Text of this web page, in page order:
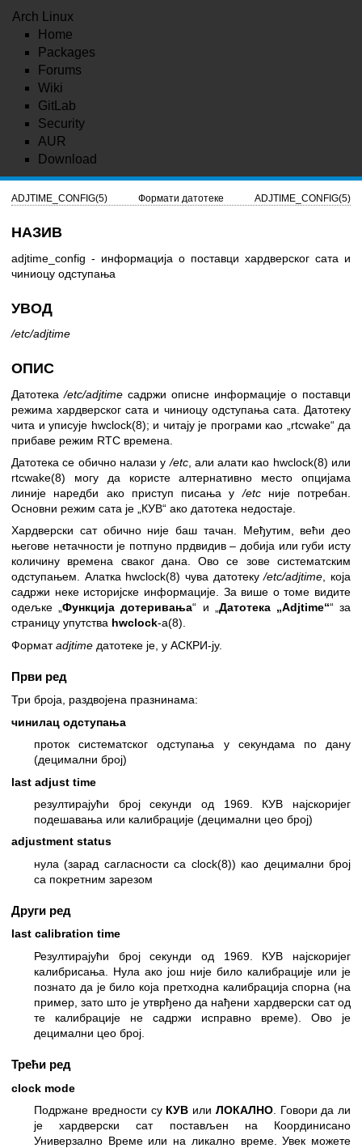
Arch Linux
Home
Packages
Forums
Wiki
GitLab
Security
AUR
Download
ADJTIME_CONFIG(5) Формати датотеке ADJTIME_CONFIG(5)
НАЗИВ
adjtime_config - информација о поставци хардверског сата и
чиниоцу одступања
УВОД
/etc/adjtime
ОПИС
Датотека/etc/adjtime садржи описне информације о поставци
режима хардверског сата и чиниоцу одступања сата. Датотеку
чита и уписује hwclock(8); и читају је програми као „rtcwake“ да
прибаве режим RTC времена.
Датотека се обично налази у/etc, али алати као hwclock(8) или
rtcwake(8) могу да користе алтернативно место опцијама
линије наредби ако приступ писања у/etcније потребан.
Основни режим сата је „КУВ“ ако датотека недостаје.
Хардверски сат обично није баш тачан. Међутим, већи део
његове нетачности је потпуно прдвидив – добија или губи исту
количину времена сваког дана. Ово се зове систематским
одступањем. Алатка hwclock(8) чува датотеку/etc/adjtime, која
садржи неке историјске информације. За више о томе видите
одељке „Функција дотеривања“ и „Датотека „Adjtime““ за
страницу упутства hwclock-а(8).
Форматadjtime датотеке је, у АСКРИ-ју.
Први ред
Три броја, раздвојена празнинама:
чинилац одступања
проток систематског одступања у секундама по дану
(децимални број)
last adjust time
резултирајући број секунди од 1969. КУВ најскоријег
подешавања или калибрације (децимални цео број)
adjustment status
нула (зарад сагласности са clock(8)) као децимални број
са покретним зарезом
Други ред
last calibration time
Резултирајући број секунди од 1969. КУВ најскоријег
калибрисања. Нула ако још није било калибрације или је
познато да је било која претходна калибрација спорна (на
пример, зато што је утврђено да нађени хардверски сат од
те калибрације не садржи исправно време). Ово је
децимални цео број.
Трећи ред
clock mode
Подржане вредности су КУВ или ЛОКАЛНО. Говори да ли
је хардверски сат постављен на Координисано
Универзално Време или на ликално време. Увек можете